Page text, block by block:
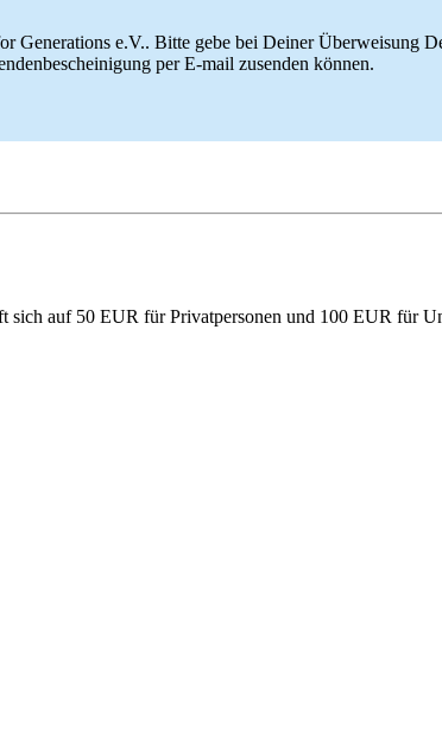
Generations e.V.. Bitte gebe bei Deiner Überweisung
per E-mail zusenden können.
sich auf 50 EUR für Privatpersonen und 100 EUR für